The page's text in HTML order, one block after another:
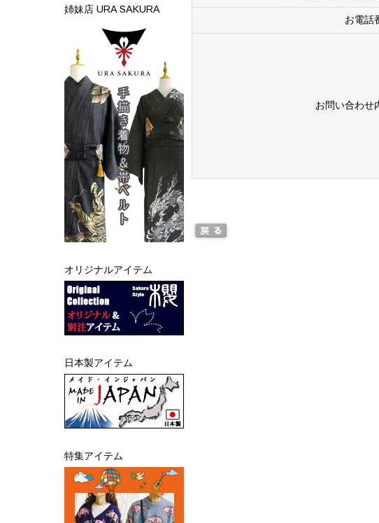
姉妹店 URA SAKURA
オリジナルアイテム
日本製アイテム
特集アイテム
お電話
お問い合わせ